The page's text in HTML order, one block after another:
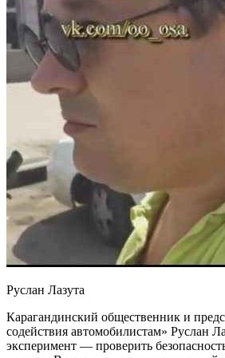
Руслан Лазута
Карагандинский общественник и
содействия автомобилистам» Руслан
эксперимент — проверить